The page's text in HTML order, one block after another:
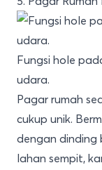
Fungsi hole
udara.
Pagar rumah
cukup unik.
dengan dinding
lahan sempit,